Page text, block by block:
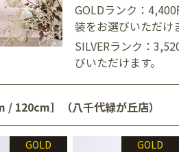
GOLDランク：
装をお選びいただけ
SILVERランク：
びいただけます。
120cm］（八千代緑が丘店）
GOLD GOLD